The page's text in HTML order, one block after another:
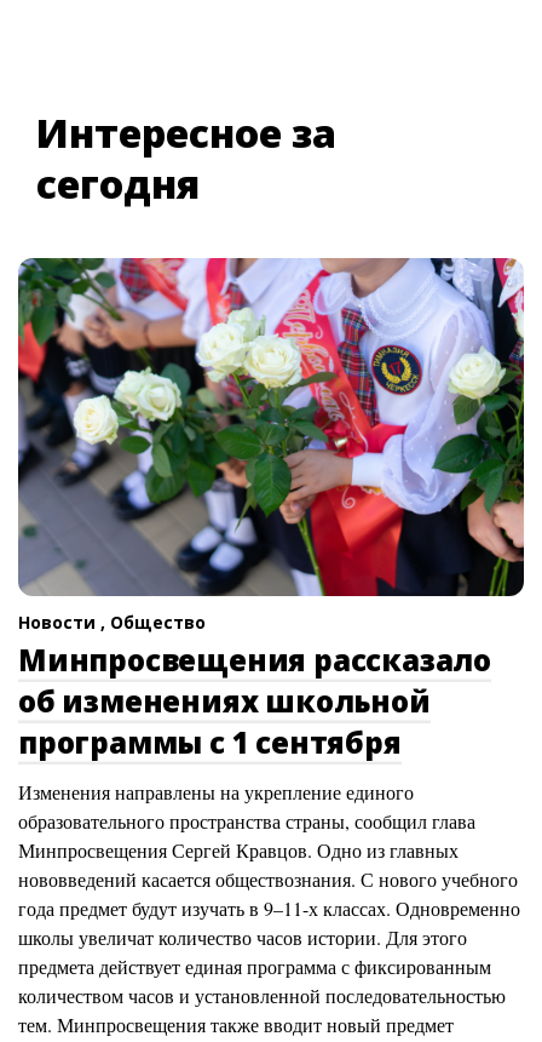
Интересное за
сегодня
Новости , Общество
Минпросвещения рассказало
об изменениях школьной
программы с 1 сентября
Изменения направлены на укрепление единого
образовательного пространства страны, сообщил глава
Минпросвещения Сергей Кравцов. Одно из главных
нововведений касается обществознания. С нового учебного
года предмет будут изучать в 9–11-х классах. Одновременно
школы увеличат количество часов истории. Для этого
предмета действует единая программа с фиксированным
количеством часов и установленной последовательностью
тем. Минпросвещения также вводит новый предмет